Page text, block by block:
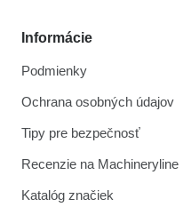
Informácie
Podmienky
Ochrana osobných údajov
Tipy pre bezpečnosť
Recenzie na Machineryline
Katalóg značiek